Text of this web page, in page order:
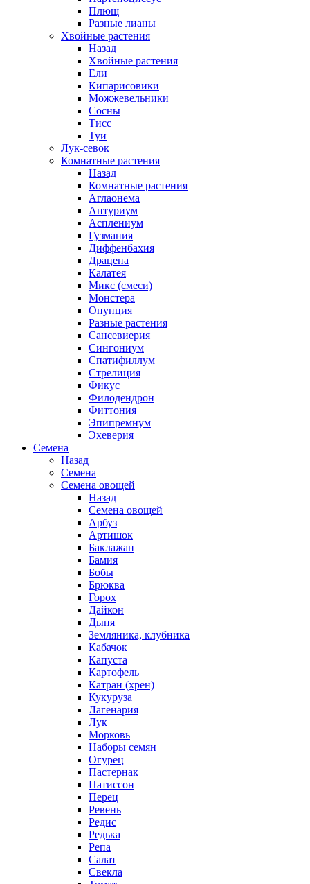
Плющ
Разные лианы
Хвойные растения
Назад
Хвойные растения
Ели
Кипарисовики
Можжевельники
Сосны
Тисс
Туи
Лук-севок
Комнатные растения
Назад
Комнатные растения
Аглаонема
Антуриум
Асплениум
Гузмания
Диффенбахия
Драцена
Калатея
Микс (смеси)
Монстера
Опунция
Разные растения
Сансевиерия
Сингониум
Спатифиллум
Стрелиция
Фикус
Филодендрон
Фиттония
Эпипремнум
Эхеверия
Семена
Назад
Семена
Семена овощей
Назад
Семена овощей
Арбуз
Артишок
Баклажан
Бамия
Бобы
Брюква
Горох
Дайкон
Дыня
Земляника, клубника
Кабачок
Капуста
Картофель
Катран (хрен)
Кукуруза
Лагенария
Лук
Морковь
Наборы семян
Огурец
Пастернак
Патиссон
Перец
Ревень
Редис
Редька
Репа
Салат
Свекла